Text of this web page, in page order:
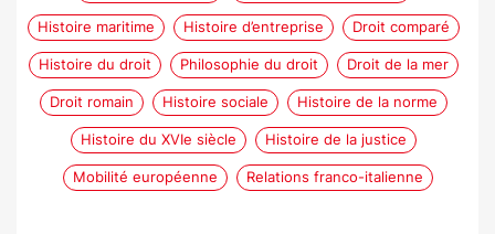
Histoire maritime Histoire d’entreprise Droit comparé
Histoire du droit Philosophie du droit Droit de la mer
Droit romain Histoire sociale Histoire de la norme
Histoire du XVIe siècle Histoire de la justice
Mobilité européenne Relations franco-italienne